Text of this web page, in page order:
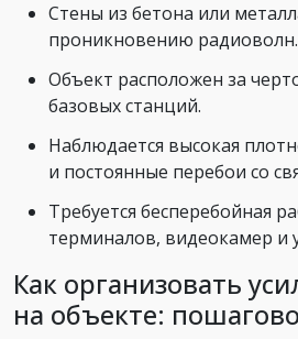
Стены из бетона или
проникновению радиоволн.
Объект расположен за
базовых станций.
Наблюдается высокая
и постоянные перебои со
Требуется бесперебойная
терминалов, видеокамер и
Как организовать
на объекте: пошагово